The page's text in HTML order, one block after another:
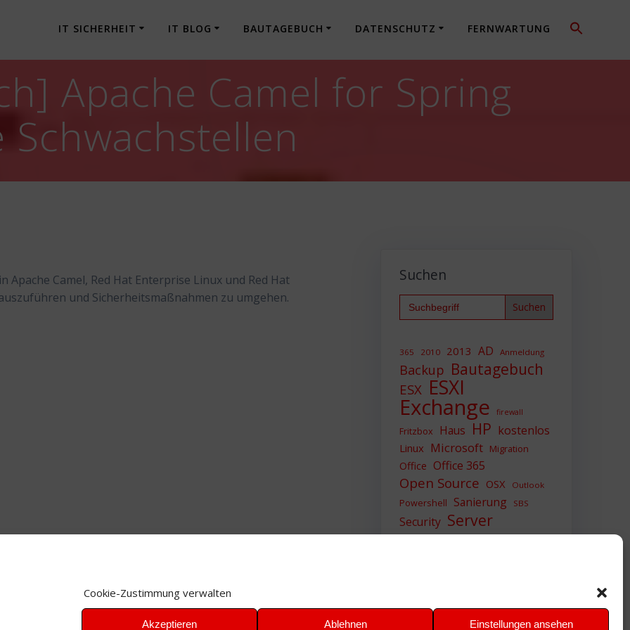
Cookie-Zustimmung verwalten
Akzeptieren Ablehnen Einstellungen ansehen
IT SICHERHEIT IT BLOG BAUTAGEBUCH DATENSCHUTZ FERNWARTUNG
Apache Camel for Spring
Camel, Red Hat Enterprise Linux und Red Hat
und Sicherheitsmaßnahmen zu umgehen.
Suchen
Search
for:
365 2010 2013 AD Anmeldung
Backup Bautagebuch
ESX ESXI
Exchange firewall
Fritzbox Haus HP kostenlos
Linux Microsoft Migration
Office Office 365
Open Source OSX Outlook
Powershell Sanierung SBS
Security Server
Sicherheit SIEM
VMWare VPN WAZUH